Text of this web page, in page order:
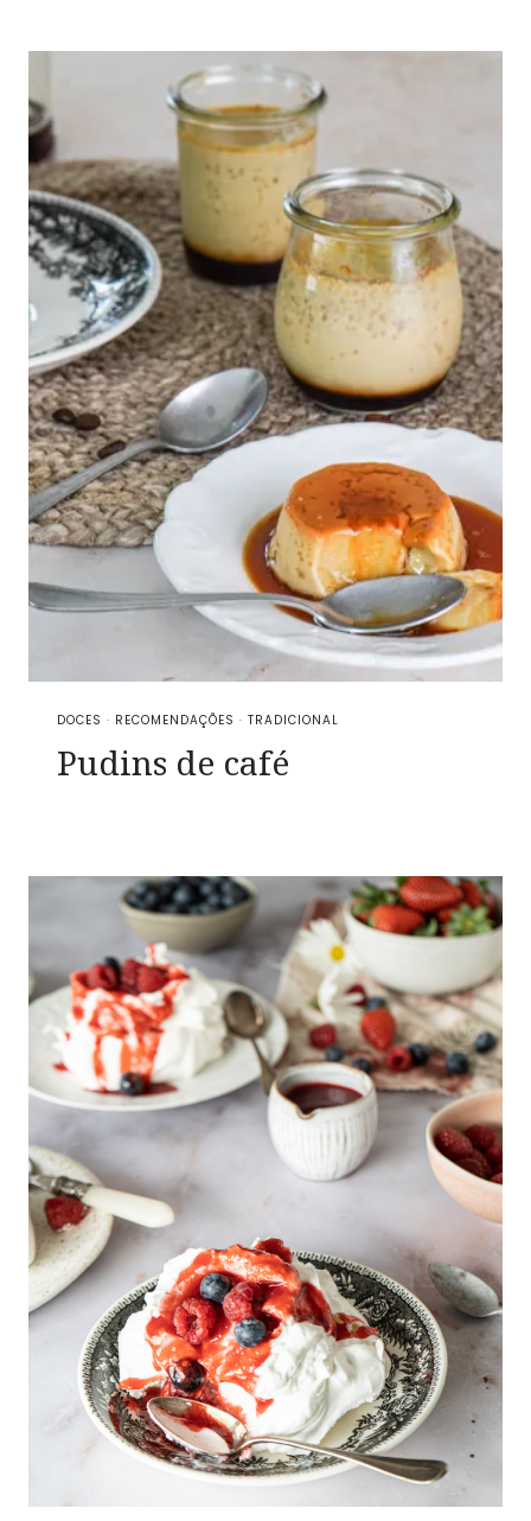
DOCES · RECOMENDAÇÕES · TRADICIONAL
Pudins de café